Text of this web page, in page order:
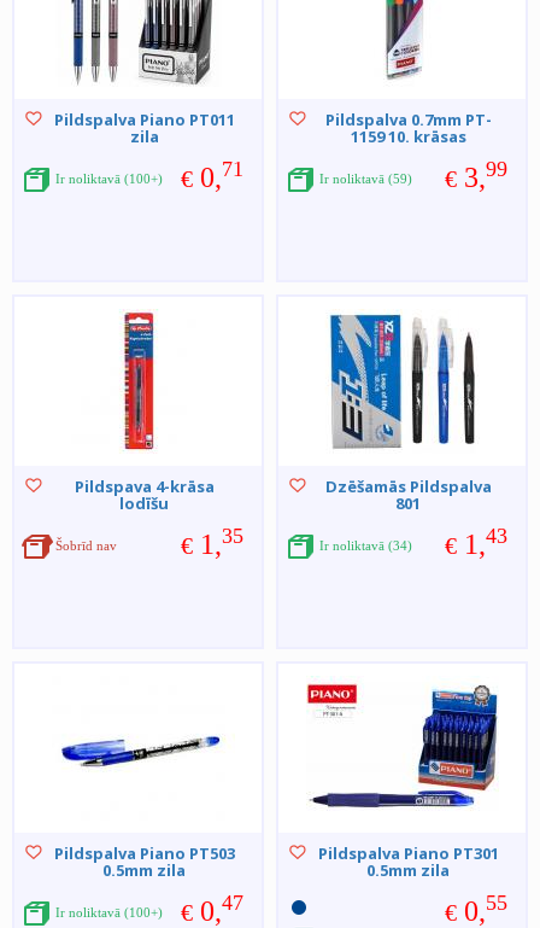
Pildspalva Piano PT011
zila
€ 0,71
Ir noliktavā (100+)
Pildspalva 0.7mm PT-
1159 10. krāsas
€ 3,99
Ir noliktavā (59)
Pildspava 4-krāsa
lodīšu
€ 1,35
Šobrīd nav
Dzēšamās Pildspalva
801
€ 1,43
Ir noliktavā (34)
Pildspalva Piano PT503
0.5mm zila
€ 0,47
Ir noliktavā (100+)
Pildspalva Piano PT301
0.5mm zila
€ 0,55